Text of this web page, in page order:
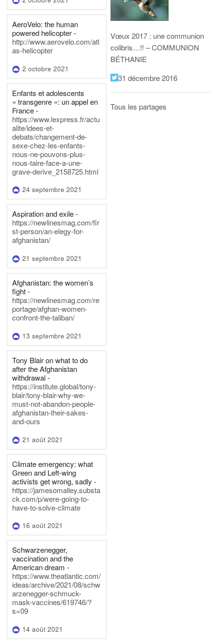
AeroVelo: the human
powered helicopter -
http://www.aerovelo.com/atl
as-helicopter
2 octobre 2021
Enfants et adolescents
« transgenre »: un appel en
France -
https://www.lexpress.fr/actu
alite/idees-et-
debats/changement-de-
sexe-chez-les-enfants-
nous-ne-pouvons-plus-
nous-taire-face-a-une-
grave-derive_2158725.html
24 septembre 2021
Aspiration and exile -
https://newlinesmag.com/fir
st-person/an-elegy-for-
afghanistan/
21 septembre 2021
Afghanistan: the women’s
fight -
https://newlinesmag.com/re
portage/afghan-women-
confront-the-taliban/
13 septembre 2021
Tony Blair on what to do
after the Afghanistan
withdrawal -
https://institute.global/tony-
blair/tony-blair-why-we-
must-not-abandon-people-
afghanistan-their-sakes-
and-ours
21 août 2021
Climate emergency: what
Green and Left-wing
activists get wrong, sadly -
https://jamesomalley.substa
ck.com/p/were-going-to-
have-to-solve-climate
16 août 2021
Schwarzenegger,
vaccination and the
American dream -
https://www.theatlantic.com/
ideas/archive/2021/08/schw
arzenegger-schmuck-
mask-vaccines/619746/?
s=09
14 août 2021
Vœux 2017 : une communion
colibris…!! – COMMUNION
BÉTHANIE
31 décembre 2016
Tous les partages